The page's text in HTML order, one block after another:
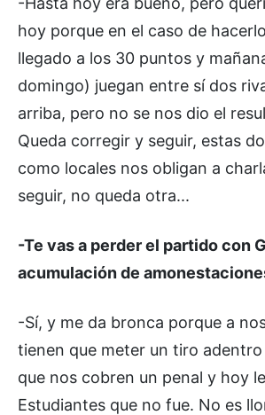
hoy porque en el caso de
llegado a los 30 puntos y
domingo) juegan entre sí dos
arriba, pero no se nos dio el
Queda corregir y seguir, estas
como locales nos obligan a
seguir, no queda otra...
-Te vas a perder el partido con
acumulación de
-Sí, y me da bronca porque a
tienen que meter un tiro adentro
que nos cobren un penal y hoy
Estudiantes que no fue. No es